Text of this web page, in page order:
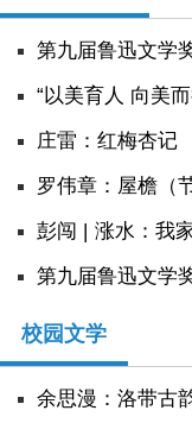
第九届鲁迅文学
“以美育人 向美
庄雷：红梅杏记
罗伟章：屋檐（
彭闯 | 涨水：我
第九届鲁迅文学
校园文学
余思漫：洛带古